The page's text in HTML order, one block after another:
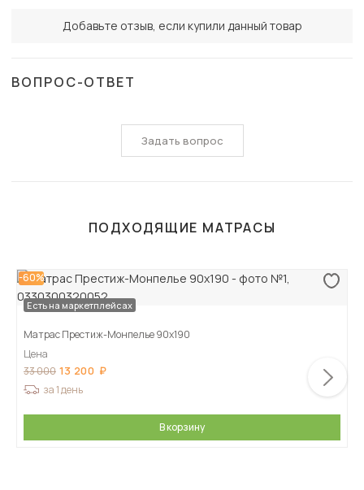
Добавьте отзыв, если купили данный товар
ВОПРОС-ОТВЕТ
Задать вопрос
ПОДХОДЯЩИЕ МАТРАСЫ
-60%
Есть на маркетплейсах
Матрас Престиж-Монпелье 90х190
Цена
33 000 13 200
за 1 день
В корзину